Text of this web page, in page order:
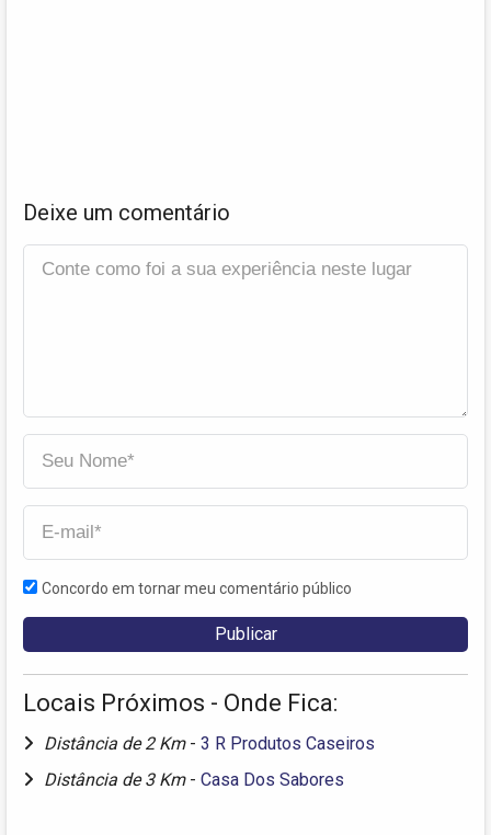
Deixe um comentário
Concordo em tornar meu comentário público
Locais Próximos - Onde Fica:
Distância de 2 Km - 3 R Produtos Caseiros
Distância de 3 Km - Casa Dos Sabores